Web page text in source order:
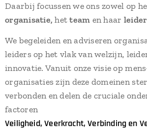
Daarbij focussen we ons zowel op
organisatie,hetteam en haar
We begeleiden en adviseren
leiders op het vlak van welzijn,
innovatie. Vanuit onze visie op
organisaties zijn deze domeinen
verbonden en delen de cruciale
factoren
Veiligheid, Veerkracht, Verbinding en